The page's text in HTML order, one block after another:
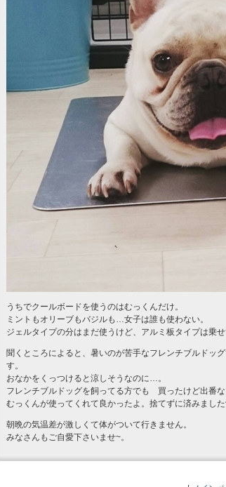
うちでクールボードを使うのはむっくんだけ。
ミントもオリーブもバジルも…女子は誰も使わない。
ジェルタイプの分はまだ使うけど、アルミ板タイプは乗
聞くところによると、暑いのが苦手なフレンチブルドッ
す。
おなかをくっつけると涼しそうなのに…。
フレンチブルドッグを飼ってる方でも 買ったけど出番
むっくんが使ってくれて良かったよ。捨てずに済みまし
朝晩の気温差が激しくて体がついて行きません。
みなさんもご自愛下さいませ~。